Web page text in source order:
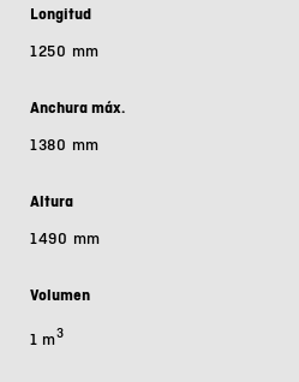
Longitud
1250 mm
Anchura máx.
1380 mm
Altura
1490 mm
Volumen
1 m3